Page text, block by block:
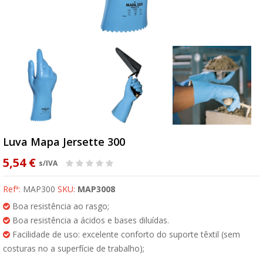
Luva Mapa Jersette 300
5,54 € s/IVA
Refª: MAP300 SKU: MAP3008
Boa resistência ao rasgo;
Boa resistência a ácidos e bases diluídas.
Facilidade de uso: excelente conforto do suporte têxtil (sem
costuras no a superfície de trabalho);